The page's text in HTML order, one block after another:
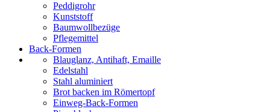
Peddigrohr
Kunststoff
Baumwollbezüge
Pflegemittel
Back-Formen
Blauglanz, Antihaft, Emaille
Edelstahl
Stahl aluminiert
Brot backen im Römertopf
Einweg-Back-Formen